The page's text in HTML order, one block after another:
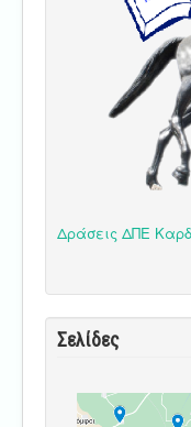
Δράσεις ΔΠΕ
Σελίδες